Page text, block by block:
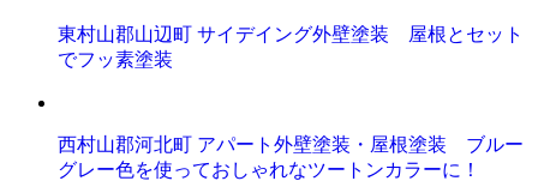
東村山郡山辺町 サイデイング外壁塗装 屋根とセット
でフッ素塗装
西村山郡河北町 アパート外壁塗装・屋根塗装 ブルー
グレー色を使っておしゃれなツートンカラーに！